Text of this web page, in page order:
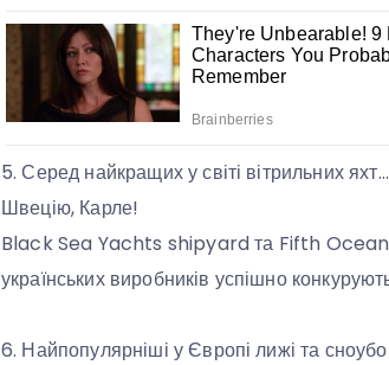
5. Серед найкращих у світі вітрильних
Швецію, Карле!
Black Sea Yachts shipyard та Fifth Ocean
українських виробників успішно
6. Найпопулярніші у Європі лижі та